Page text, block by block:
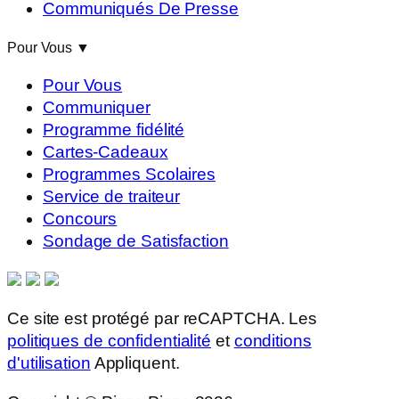
Communiqués De Presse
Pour Vous ▼
Pour Vous
Communiquer
Programme fidélité
Cartes-Cadeaux
Programmes Scolaires
Service de traiteur
Concours
Sondage de Satisfaction
Ce site est protégé par reCAPTCHA. Les
politiques de confidentialité etconditions
d'utilisation Appliquent.